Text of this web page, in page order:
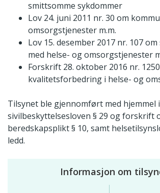
smittsomme sykdommer
Lov 24. juni 2011 nr. 30 om
omsorgstjenester m.m.
Lov 15. desember 2017 nr. 107
med helse- og omsorgstjenester
Forskrift 28. oktober 2016 nr.
kvalitetsforbedring i helse- og
Tilsynet ble gjennomført med hjemmel i
sivilbeskyttelsesloven § 29 og forskrift
beredskapsplikt § 10, samt
ledd.
Informasjon om